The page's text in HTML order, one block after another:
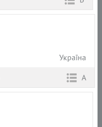
Україна
А